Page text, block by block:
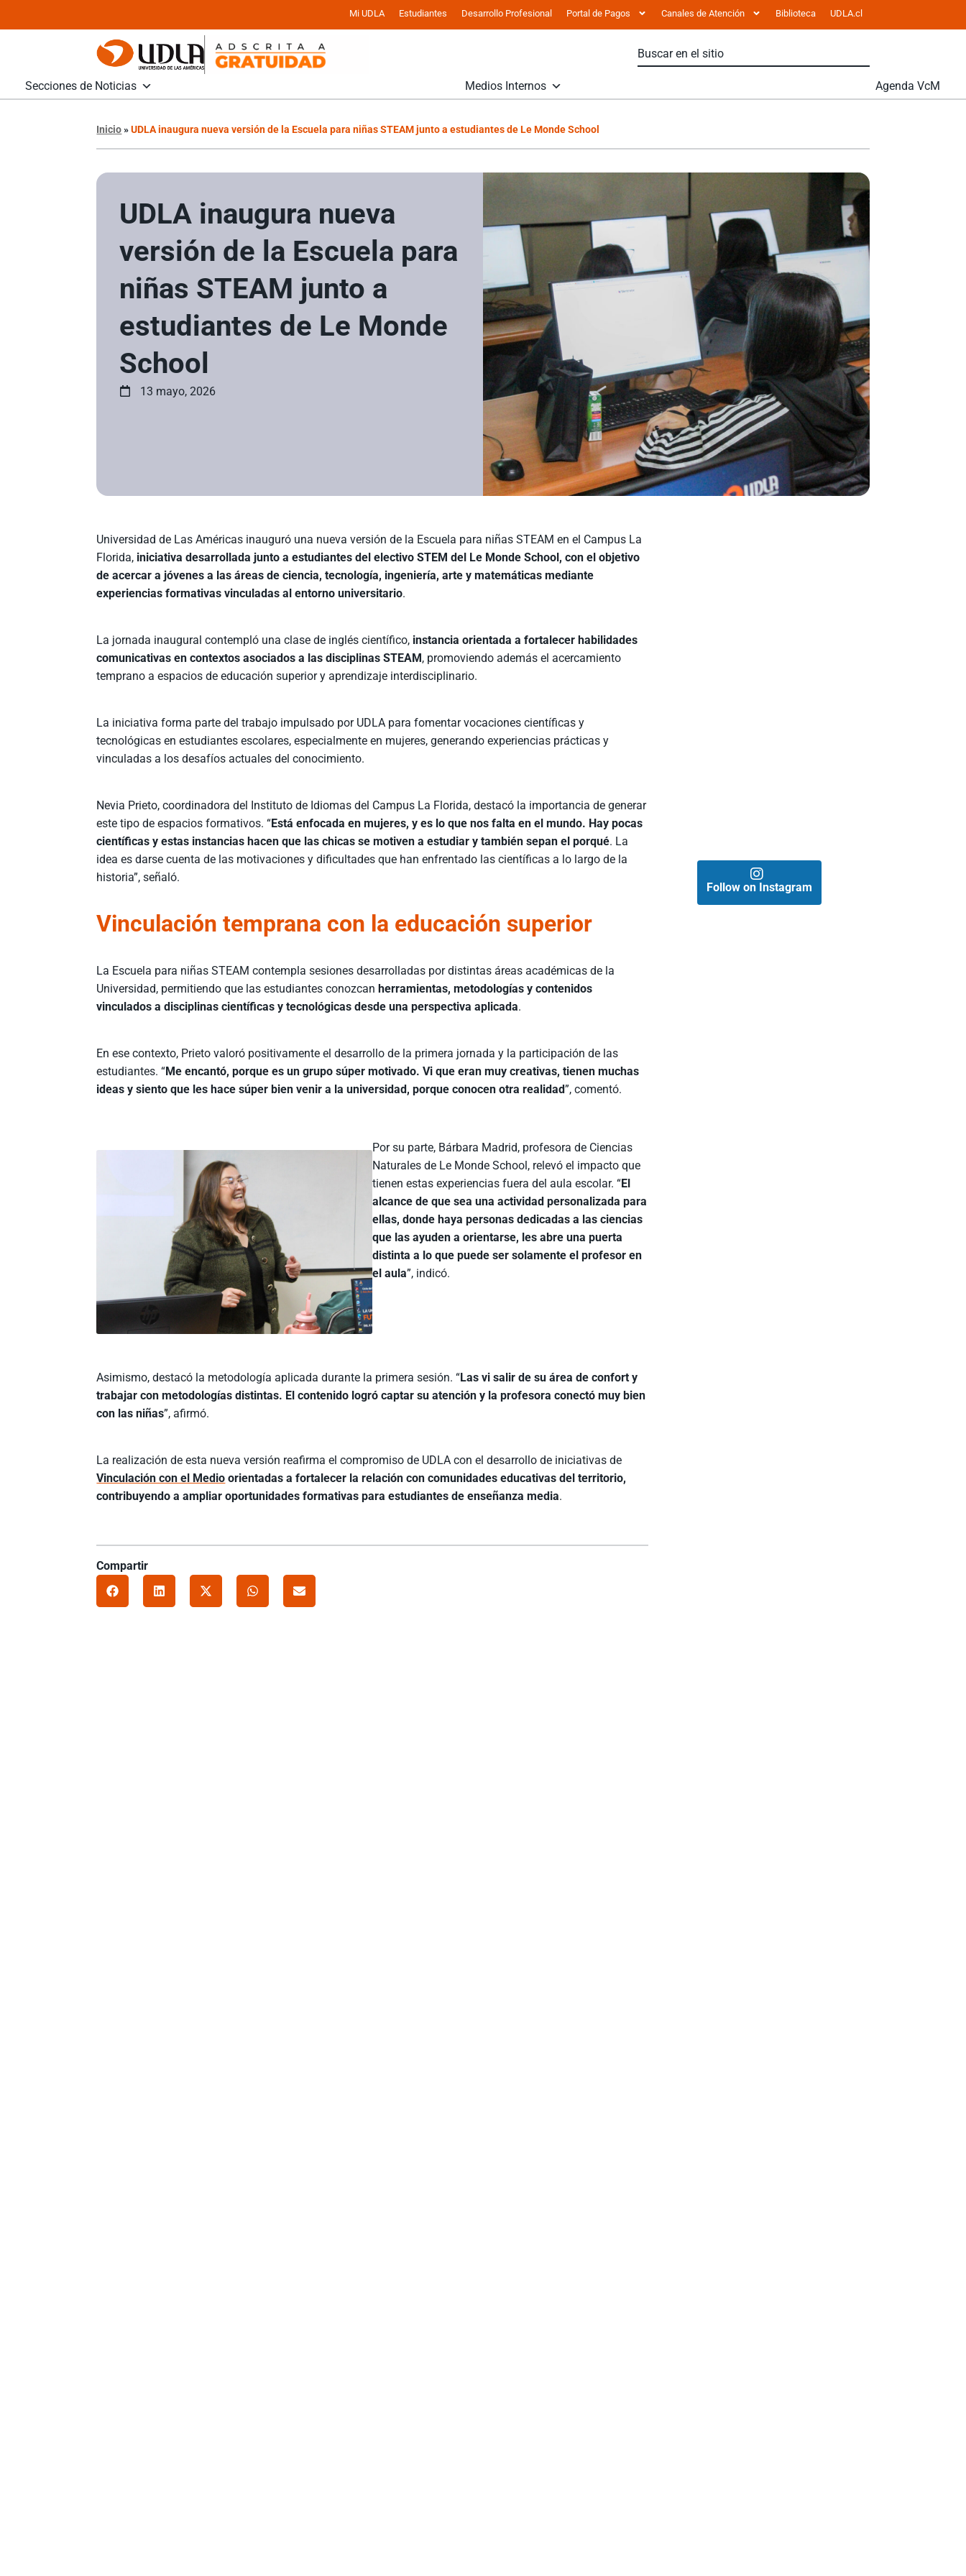
Mi UDLA Estudiantes Desarrollo Profesional Portal de Pagos Canales de Atención Biblioteca UDLA.cl
Secciones de Noticias Medios Internos Agenda VcM
Inicio»UDLA inaugura nueva versión de la Escuela para niñas STEAM junto a estudiantes de Le Monde School
UDLA inaugura nueva
versión de la Escuela para
niñas STEAM junto a
estudiantes de Le Monde
School
13 mayo, 2026
Universidad de Las Américas inauguró una nueva versión de la Escuela para niñas STEAM en el Campus La
Florida, iniciativa desarrollada junto a estudiantes del electivo STEM del Le Monde School, con el objetivo
de acercar a jóvenes a las áreas de ciencia, tecnología, ingeniería, arte y matemáticas mediante
experiencias formativas vinculadas al entorno universitario.
La jornada inaugural contempló una clase de inglés científico, instancia orientada a fortalecer habilidades
comunicativas en contextos asociados a las disciplinas STEAM, promoviendo además el acercamiento
temprano a espacios de educación superior y aprendizaje interdisciplinario.
La iniciativa forma parte del trabajo impulsado por UDLA para fomentar vocaciones científicas y
tecnológicas en estudiantes escolares, especialmente en mujeres, generando experiencias prácticas y
vinculadas a los desafíos actuales del conocimiento.
Nevia Prieto, coordinadora del Instituto de Idiomas del Campus La Florida, destacó la importancia de generar
este tipo de espacios formativos. “Está enfocada en mujeres, y es lo que nos falta en el mundo. Hay pocas
científicas y estas instancias hacen que las chicas se motiven a estudiar y también sepan el porqué. La
idea es darse cuenta de las motivaciones y dificultades que han enfrentado las científicas a lo largo de la
historia”, señaló.
Vinculación temprana con la educación superior
La Escuela para niñas STEAM contempla sesiones desarrolladas por distintas áreas académicas de la
Universidad, permitiendo que las estudiantes conozcanherramientas, metodologías y contenidos
vinculados a disciplinas científicas y tecnológicas desde una perspectiva aplicada.
En ese contexto, Prieto valoró positivamente el desarrollo de la primera jornada y la participación de las
estudiantes. “Me encantó, porque es un grupo súper motivado. Vi que eran muy creativas, tienen muchas
ideas y siento que les hace súper bien venir a la universidad, porque conocen otra realidad”, comentó.
Por su parte, Bárbara Madrid, profesora de Ciencias
Naturales de Le Monde School, relevó el impacto que
tienen estas experiencias fuera del aula escolar. “El
alcance de que sea una actividad personalizada para
ellas, donde haya personas dedicadas a las ciencias
que las ayuden a orientarse, les abre una puerta
distinta a lo que puede ser solamente el profesor en
el aula”, indicó.
Asimismo, destacó la metodología aplicada durante la primera sesión. “Las vi salir de su área de confort y
trabajar con metodologías distintas. El contenido logró captar su atención y la profesora conectó muy bien
con las niñas”, afirmó.
La realización de esta nueva versión reafirma el compromiso de UDLA con el desarrollo de iniciativas de
Vinculación con el Medio orientadas a fortalecer la relación con comunidades educativas del territorio,
contribuyendo a ampliar oportunidades formativas para estudiantes de enseñanza media.
Compartir
Follow on Instagram